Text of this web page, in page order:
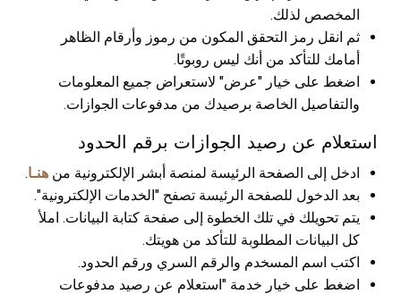
المخصص لذلك.
ثم انقل رمز التحقق المكون من رموز وأرقام الظاهر
أمامك للتأكد من أنك ليس روبوتًا.
اضغط على خيار "عرض" لاستعراض جميع المعلومات
والتفاصيل الخاصة برصيدك من مدفوعات الجوازات.
استعلام عن رصيد الجوازات برقم الحدود
ادخل إلى الصفحة الرئيسة لمنصة أبشر الإلكترونية من هنـا.
بعد الدخول للصفحة الرئيسة تصفح "الخدمات الإلكترونية".
يتم تحويلك في تلك الخطوة إلى صفحة كتابة البيانات. املأ
كل البيانات المطلوبة للتأكد من هويتك.
اكتب اسم المسخدم والرقم السري ورقم الحدود.
اضغط على خيار خدمة "استعلام عن رصيد مدفوعات